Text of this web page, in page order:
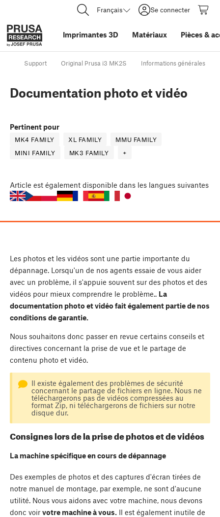
Français Se connecter
Imprimantes 3D Matériaux Pièces &
Support Original Prusa i3 MK2S Informations générales
Documentation photo et vidéo
Pertinent pour
MK4 FAMILY XL FAMILY
MMU FAMILY
MINI FAMILY
MK3 FAMILY +
Article est également disponible dans les langues suivantes
Les photos et les vidéos sont une partie importante du
dépannage. Lorsqu'un de nos agents essaie de vous aider
avec un problème, il s'appuie souvent sur des photos et des
vidéos pour mieux comprendre le problème.. La
documentation photo et vidéo fait également partie de nos
conditions de garantie.
Nous souhaitons donc passer en revue certains conseils et
directives concernant la prise de vue et le partage de
contenu photo et vidéo.
Il existe également des problèmes de sécurité
concernant le partage de fichiers en ligne. Nous ne
téléchargerons pas de vidéos compressées au
format Zip, ni téléchargerons de fichiers sur notre
disque dur.
Consignes lors de la prise de photos et de vidéos
La machine spécifique en cours de dépannage
Des exemples de photos et des captures d'écran tirées de
notre manuel de montage, par exemple, ne sont d'aucune
utilité. Nous vous aidons avec votre machine, nous devons
donc voir votre machine à vous. Il est également inutile de